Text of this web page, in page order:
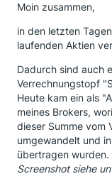
Moin zusammen,
in den letzten
laufenden Aktien
Dadurch sind auch
Verrechnungstopf
Heute kam ein als
meines Brokers,
dieser Summe vom
umgewandelt und
übertragen wurden.
Screenshot siehe